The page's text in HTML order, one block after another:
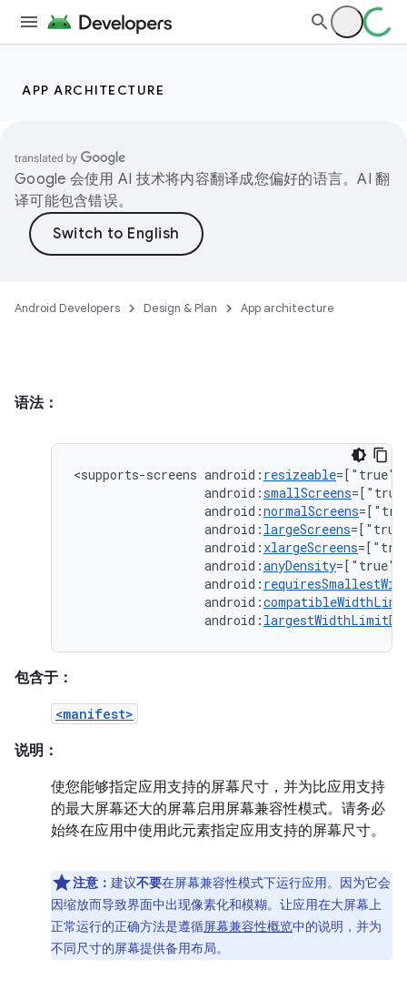
APP ARCHITECTURE
Google 会使用 AI 技术将内容翻译成您偏好的语言。AI 翻
译可能包含错误。
Android Developers Design & Plan App architecture
语法：
<supports-screens android: resizeable=["true"|
android:smallScreens
android:normalScreens
android: largeScreens
android: xlargeScreens
android:anyDensity=["true"
android:
android:
android: largestWidthLimitDp
包含于：
<manifest>
说明：
使您能够指定应用支持的屏幕尺寸，并为比应用支持
的最大屏幕还大的屏幕启用屏幕兼容性模式。请务必
始终在应用中使用此元素指定应用支持的屏幕尺寸。
注意： 建议不要在屏幕兼容性模式下运行应用。因为它会
因缩放而导致界面中出现像素化和模糊。让应用在大屏幕上
正常运行的正确方法是遵循屏幕兼容性概览中的说明，并为
不同尺寸的屏幕提供备用布局。